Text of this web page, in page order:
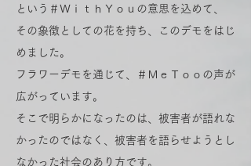
という＃ＷｉｔｈＹｏｕの意思を込めて、
その象徴としての花を持ち、このデモをはじ
めました。
フラワーデモを通じて、＃ＭｅＴｏｏの声が
広がっています。
そこで明らかになったのは、被害者が語れな
かったのではなく、被害者を語らせようとし
なかった社会のあり方です。